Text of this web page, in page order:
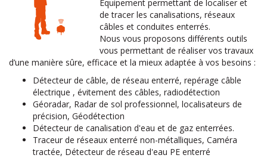
Equipement permettant de localiser et
de tracer les canalisations, réseaux
câbles et conduites enterrés.
Nous vous proposons différents outils
vous permettant de réaliser vos travaux
d’une manière sûre, efficace et la mieux adaptée à vos besoins :
Détecteur de câble, de réseau enterré, repérage câble
électrique , évitement des câbles, radiodétection
Géoradar, Radar de sol professionnel, localisateurs de
précision, Géodétection
Détecteur de canalisation d'eau et de gaz enterrées.
Traceur de réseaux enterré non-métalliques, Caméra
tractée, Détecteur de réseau d'eau PE enterré